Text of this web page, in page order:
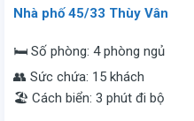
Nhà phố 45/33 Thùy Vân
🛏️ Số phòng: 4 phòng ngủ
👥 Sức chứa: 15 khách
🏖️ Cách biển: 3 phút đi bộ